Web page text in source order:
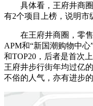
具体看，王府井商
有2个项目上榜，说明市
在王府井商圈，零
APM和“新国潮购物中
和TOP20，后者是首次
王府井步行街年均过亿
不俗的人气，亦有进步的